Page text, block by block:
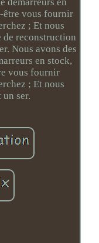
être vous fournir
; Et nous
de reconstruction
Nous avons des
en stock,
vous fournir
; Et nous
ser.